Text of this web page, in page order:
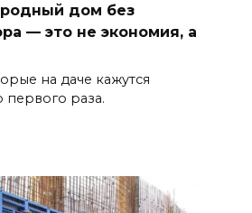
дом без
— это не экономия, а
на даче кажутся
раза.